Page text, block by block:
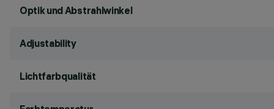
Optik und Abstrahlwinkel
Adjustability
Lichtfarbqualität